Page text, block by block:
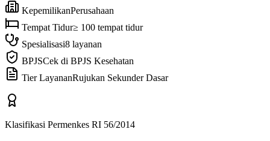
KepemilikanPerusahaan
Tempat Tidur≥ 100 tempat tidur
Spesialisasi8 layanan
BPJSCek di BPJS Kesehatan
Tier LayananRujukan Sekunder Dasar
Klasifikasi Permenkes RI 56/2014